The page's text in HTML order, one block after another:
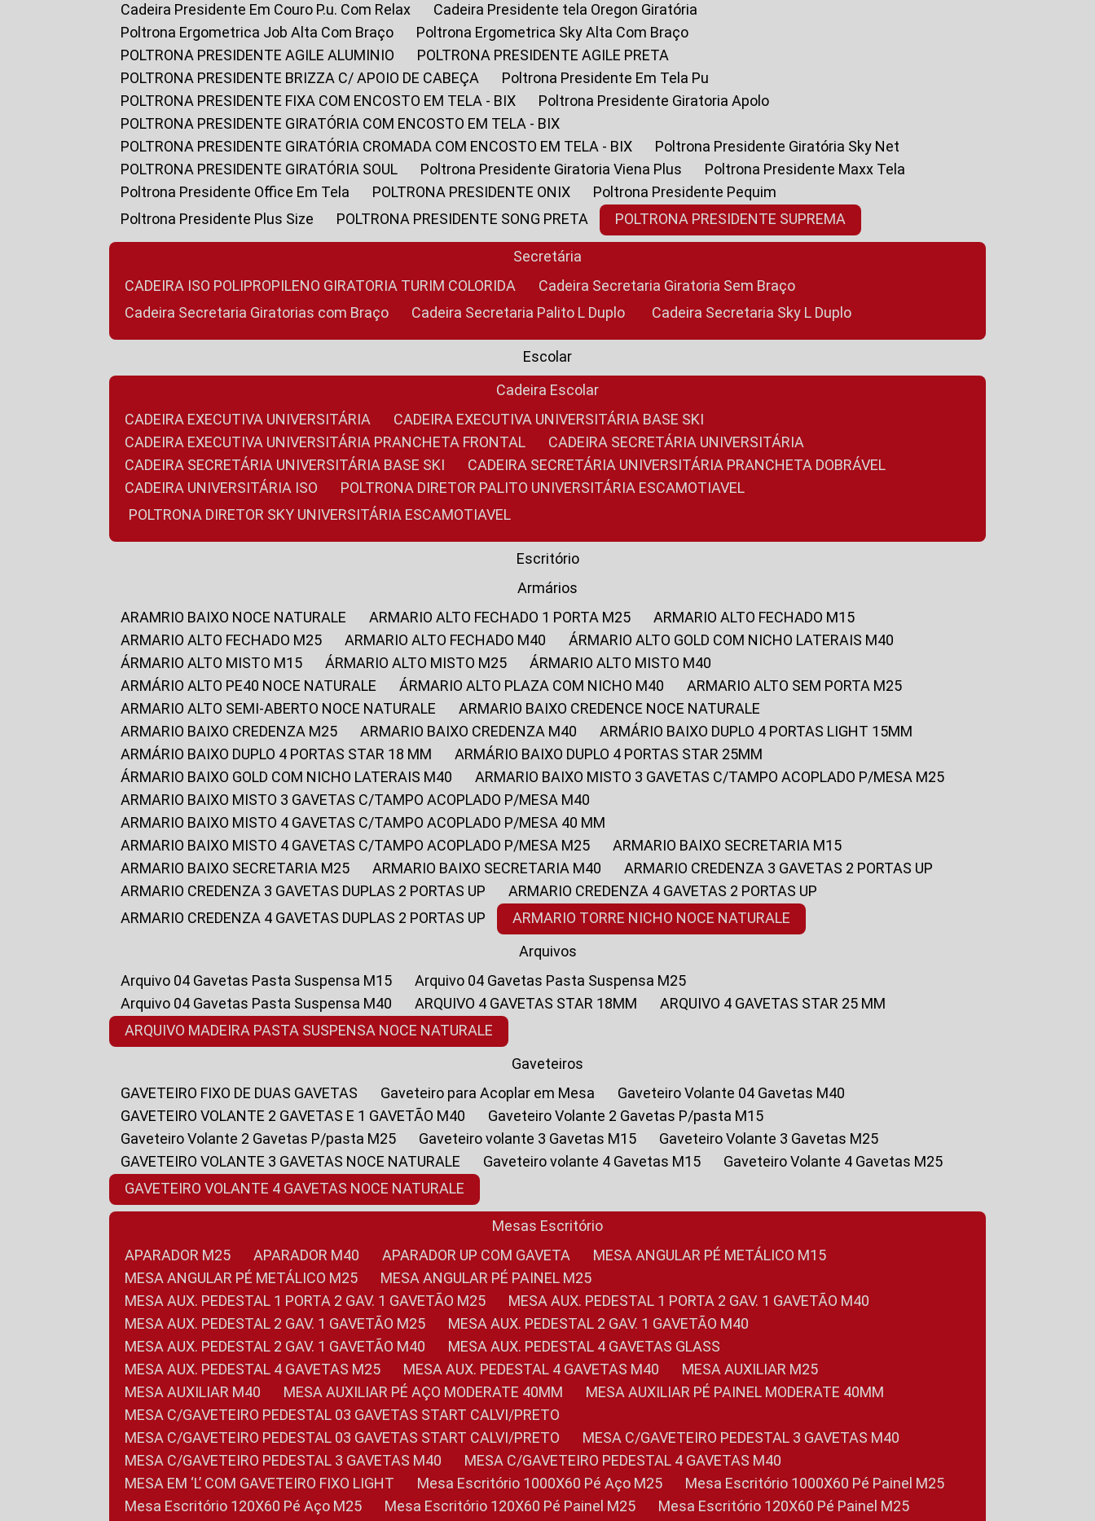
Cadeira Presidente Em Couro P.u. Com Relax
Cadeira Presidente tela Oregon Giratória
Poltrona Ergometrica Job Alta Com Braço
Poltrona Ergometrica Sky Alta Com Braço
POLTRONA PRESIDENTE AGILE ALUMINIO
POLTRONA PRESIDENTE AGILE PRETA
POLTRONA PRESIDENTE BRIZZA C/ APOIO DE CABEÇA
Poltrona Presidente Em Tela Pu
POLTRONA PRESIDENTE FIXA COM ENCOSTO EM TELA - BIX
Poltrona Presidente Giratoria Apolo
POLTRONA PRESIDENTE GIRATÓRIA COM ENCOSTO EM TELA - BIX
POLTRONA PRESIDENTE GIRATÓRIA CROMADA COM ENCOSTO EM TELA - BIX
Poltrona Presidente Giratória Sky Net
POLTRONA PRESIDENTE GIRATÓRIA SOUL
Poltrona Presidente Giratoria Viena Plus
Poltrona Presidente Maxx Tela
Poltrona Presidente Office Em Tela
POLTRONA PRESIDENTE ONIX
Poltrona Presidente Pequim
Poltrona Presidente Plus Size
POLTRONA PRESIDENTE SONG PRETA POLTRONA PRESIDENTE SUPREMA
Secretária
CADEIRA ISO POLIPROPILENO GIRATORIA TURIM COLORIDA
Cadeira Secretaria Giratoria Sem Braço
Cadeira Secretaria Giratorias com Braço
Cadeira Secretaria Palito L Duplo Cadeira Secretaria Sky L Duplo
Escolar
Cadeira Escolar
CADEIRA EXECUTIVA UNIVERSITÁRIA
CADEIRA EXECUTIVA UNIVERSITÁRIA BASE SKI
CADEIRA EXECUTIVA UNIVERSITÁRIA PRANCHETA FRONTAL
CADEIRA SECRETÁRIA UNIVERSITÁRIA
CADEIRA SECRETÁRIA UNIVERSITÁRIA BASE SKI
CADEIRA SECRETÁRIA UNIVERSITÁRIA PRANCHETA DOBRÁVEL
CADEIRA UNIVERSITÁRIA ISO
POLTRONA DIRETOR PALITO UNIVERSITÁRIA ESCAMOTIAVEL
POLTRONA DIRETOR SKY UNIVERSITÁRIA ESCAMOTIAVEL
Escritório
Armários
ARAMRIO BAIXO NOCE NATURALE
ARMARIO ALTO FECHADO 1 PORTA M25
ARMARIO ALTO FECHADO M15
ARMARIO ALTO FECHADO M25
ARMARIO ALTO FECHADO M40
ÁRMARIO ALTO GOLD COM NICHO LATERAIS M40
ÁRMARIO ALTO MISTO M15
ÁRMARIO ALTO MISTO M25
ÁRMARIO ALTO MISTO M40
ARMÁRIO ALTO PE40 NOCE NATURALE
ÁRMARIO ALTO PLAZA COM NICHO M40
ARMARIO ALTO SEM PORTA M25
ARMARIO ALTO SEMI-ABERTO NOCE NATURALE
ARMARIO BAIXO CREDENCE NOCE NATURALE
ARMARIO BAIXO CREDENZA M25
ARMARIO BAIXO CREDENZA M40
ARMÁRIO BAIXO DUPLO 4 PORTAS LIGHT 15MM
ARMÁRIO BAIXO DUPLO 4 PORTAS STAR 18 MM
ARMÁRIO BAIXO DUPLO 4 PORTAS STAR 25MM
ÁRMARIO BAIXO GOLD COM NICHO LATERAIS M40
ARMARIO BAIXO MISTO 3 GAVETAS C/TAMPO ACOPLADO P/MESA M25
ARMARIO BAIXO MISTO 3 GAVETAS C/TAMPO ACOPLADO P/MESA M40
ARMARIO BAIXO MISTO 4 GAVETAS C/TAMPO ACOPLADO P/MESA 40 MM
ARMARIO BAIXO MISTO 4 GAVETAS C/TAMPO ACOPLADO P/MESA M25
ARMARIO BAIXO SECRETARIA M15
ARMARIO BAIXO SECRETARIA M25
ARMARIO BAIXO SECRETARIA M40
ARMARIO CREDENZA 3 GAVETAS 2 PORTAS UP
ARMARIO CREDENZA 3 GAVETAS DUPLAS 2 PORTAS UP
ARMARIO CREDENZA 4 GAVETAS 2 PORTAS UP
ARMARIO CREDENZA 4 GAVETAS DUPLAS 2 PORTAS UP
ARMARIO TORRE NICHO NOCE NATURALE
Arquivos
Arquivo 04 Gavetas Pasta Suspensa M15
Arquivo 04 Gavetas Pasta Suspensa M25
Arquivo 04 Gavetas Pasta Suspensa M40
ARQUIVO 4 GAVETAS STAR 18MM
ARQUIVO 4 GAVETAS STAR 25 MM
ARQUIVO MADEIRA PASTA SUSPENSA NOCE NATURALE
Gaveteiros
GAVETEIRO FIXO DE DUAS GAVETAS
Gaveteiro para Acoplar em Mesa
Gaveteiro Volante 04 Gavetas M40
GAVETEIRO VOLANTE 2 GAVETAS E 1 GAVETÃO M40
Gaveteiro Volante 2 Gavetas P/pasta M15
Gaveteiro Volante 2 Gavetas P/pasta M25
Gaveteiro volante 3 Gavetas M15
Gaveteiro Volante 3 Gavetas M25
GAVETEIRO VOLANTE 3 GAVETAS NOCE NATURALE
Gaveteiro volante 4 Gavetas M15
Gaveteiro Volante 4 Gavetas M25
GAVETEIRO VOLANTE 4 GAVETAS NOCE NATURALE
Mesas Escritório
APARADOR M25
APARADOR M40 APARADOR UP COM GAVETA
MESA ANGULAR PÉ METÁLICO M15
MESA ANGULAR PÉ METÁLICO M25
MESA ANGULAR PÉ PAINEL M25
MESA AUX. PEDESTAL 1 PORTA 2 GAV. 1 GAVETÃO M25
MESA AUX. PEDESTAL 1 PORTA 2 GAV. 1 GAVETÃO M40
MESA AUX. PEDESTAL 2 GAV. 1 GAVETÃO M25
MESA AUX. PEDESTAL 2 GAV. 1 GAVETÃO M40
MESA AUX. PEDESTAL 2 GAV. 1 GAVETÃO M40
MESA AUX. PEDESTAL 4 GAVETAS GLASS
MESA AUX. PEDESTAL 4 GAVETAS M25
MESA AUX. PEDESTAL 4 GAVETAS M40
MESA AUXILIAR M25
MESA AUXILIAR M40
MESA AUXILIAR PÉ AÇO MODERATE 40MM
MESA AUXILIAR PÉ PAINEL MODERATE 40MM
MESA C/GAVETEIRO PEDESTAL 03 GAVETAS START CALVI/PRETO
MESA C/GAVETEIRO PEDESTAL 03 GAVETAS START CALVI/PRETO
MESA C/GAVETEIRO PEDESTAL 3 GAVETAS M40
MESA C/GAVETEIRO PEDESTAL 3 GAVETAS M40
MESA C/GAVETEIRO PEDESTAL 4 GAVETAS M40
MESA EM ‘L’ COM GAVETEIRO FIXO LIGHT
Mesa Escritório 1000X60 Pé Aço M25
Mesa Escritório 1000X60 Pé Painel M25
Mesa Escritório 120X60 Pé Aço M25
Mesa Escritório 120X60 Pé Painel M25
Mesa Escritório 120X60 Pé Painel M25